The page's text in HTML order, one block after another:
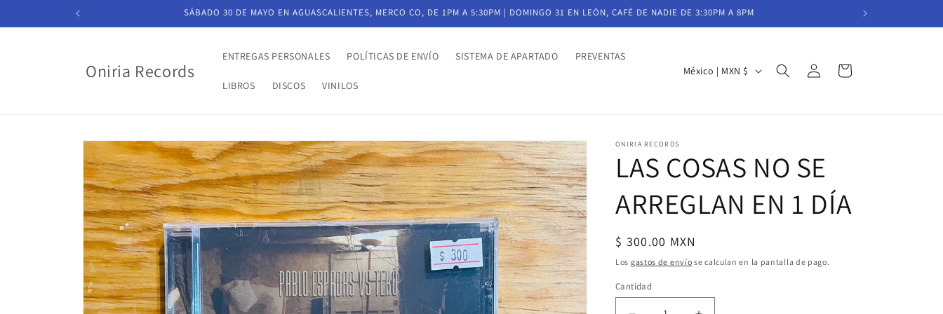
al contenido
SÁBADO 30 DE MAYO EN AGUASCALIENTES, MERCO CO, DE 1PM A 5:30PM | DOMINGO 31 EN LEÓN, CAFÉ DE NADIE DE 3:30PM A 8PM
Oniria Records
ENTREGAS PERSONALES POLÍTICAS DE ENVÍO SISTEMA DE APARTADO PREVENTAS
LIBROS DISCOS VINILOS
/
r
e
g
i
ó
México | MXN $
Iniciar
sesión
Carrito
directamente
a la
información
del producto
ONIRIA RECORDS
LAS COSAS NO SE
ARREGLAN EN 1 DÍA
Precio
habitual
$ 300.00 MXN
Los gastos de envío se calculan en la pantalla de pago.
Cantidad